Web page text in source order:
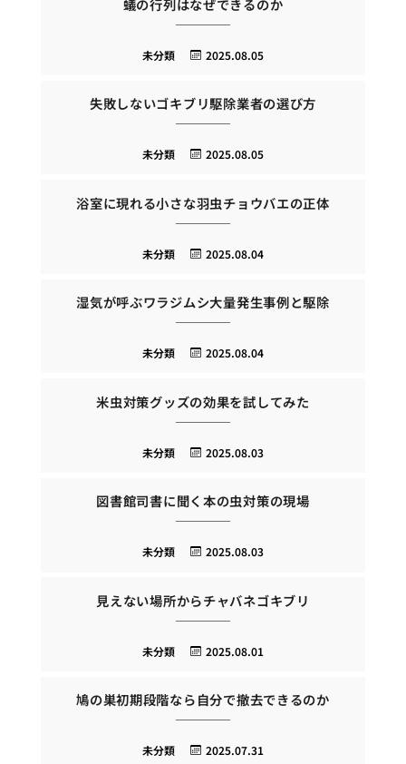
蟻の行列はなぜできるのか
2025.08.05
未分類
失敗しないゴキブリ駆除業者の選び方
2025.08.05
未分類
浴室に現れる小さな羽虫チョウバエの正体
2025.08.04
未分類
湿気が呼ぶワラジムシ大量発生事例と駆除
2025.08.04
未分類
米虫対策グッズの効果を試してみた
2025.08.03
未分類
図書館司書に聞く本の虫対策の現場
2025.08.03
未分類
見えない場所からチャバネゴキブリ
2025.08.01
未分類
鳩の巣初期段階なら自分で撤去できるのか
2025.07.31
未分類